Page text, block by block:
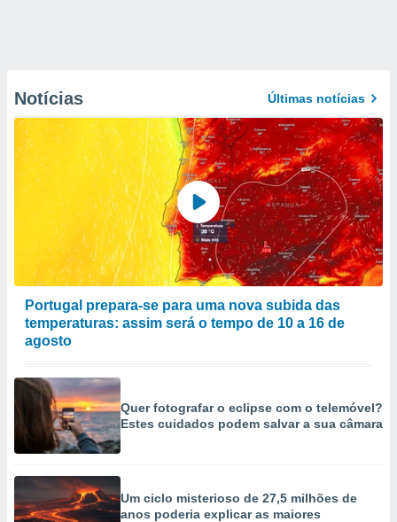
Notícias Últimas notícias
Portugal prepara-se para uma nova subida das
temperaturas: assim será o tempo de 10 a 16 de
agosto
Quer fotografar o eclipse com o telemóvel?
Estes cuidados podem salvar a sua câmara
Um ciclo misterioso de 27,5 milhões de
anos poderia explicar as maiores